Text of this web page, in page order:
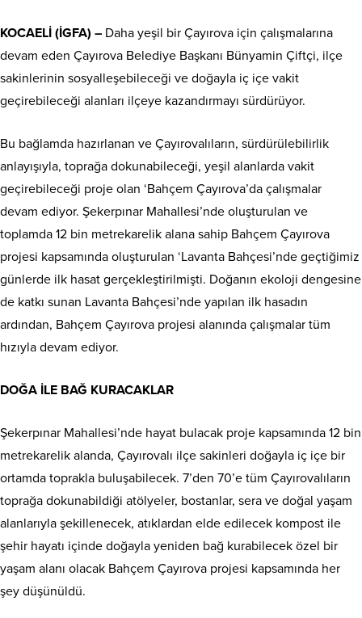
KOCAELİ (İGFA) – Daha yeşil bir Çayırova için çalışmalarına
devam eden Çayırova Belediye Başkanı Bünyamin Çiftçi, ilçe
sakinlerinin sosyalleşebileceği ve doğayla iç içe vakit
geçirebileceği alanları ilçeye kazandırmayı sürdürüyor.
Bu bağlamda hazırlanan ve Çayırovalıların, sürdürülebilirlik
anlayışıyla, toprağa dokunabileceği, yeşil alanlarda vakit
geçirebileceği proje olan ‘Bahçem Çayırova’da çalışmalar
devam ediyor. Şekerpınar Mahallesi’nde oluşturulan ve
toplamda 12 bin metrekarelik alana sahip Bahçem Çayırova
projesi kapsamında oluşturulan ‘Lavanta Bahçesi’nde geçtiğimiz
günlerde ilk hasat gerçekleştirilmişti. Doğanın ekoloji dengesine
de katkı sunan Lavanta Bahçesi’nde yapılan ilk hasadın
ardından, Bahçem Çayırova projesi alanında çalışmalar tüm
hızıyla devam ediyor.
DOĞA İLE BAĞ KURACAKLAR
Şekerpınar Mahallesi’nde hayat bulacak proje kapsamında 12 bin
metrekarelik alanda, Çayırovalı ilçe sakinleri doğayla iç içe bir
ortamda toprakla buluşabilecek. 7’den 70’e tüm Çayırovalıların
toprağa dokunabildiği atölyeler, bostanlar, sera ve doğal yaşam
alanlarıyla şekillenecek, atıklardan elde edilecek kompost ile
şehir hayatı içinde doğayla yeniden bağ kurabilecek özel bir
yaşam alanı olacak Bahçem Çayırova projesi kapsamında her
şey düşünüldü.